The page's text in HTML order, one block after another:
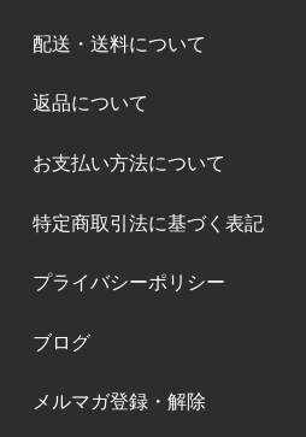
配送・送料について
返品について
お支払い方法について
特定商取引法に基づく表記
プライバシーポリシー
ブログ
メルマガ登録・解除